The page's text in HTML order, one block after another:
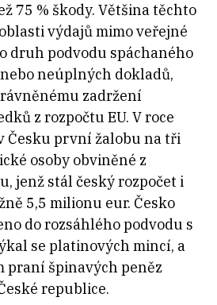
75 % škody. Většina těchto
výdajů mimo veřejné
druh podvodu spáchaného
neúplných dokladů,
zadržení
z rozpočtu EU. V roce
Česku první žalobu na tři
osoby obviněné z
jenž stál český rozpočet i
5,5 milionu eur. Česko
do rozsáhlého podvodu s
se platinových mincí, a
špinavých peněz
republice.